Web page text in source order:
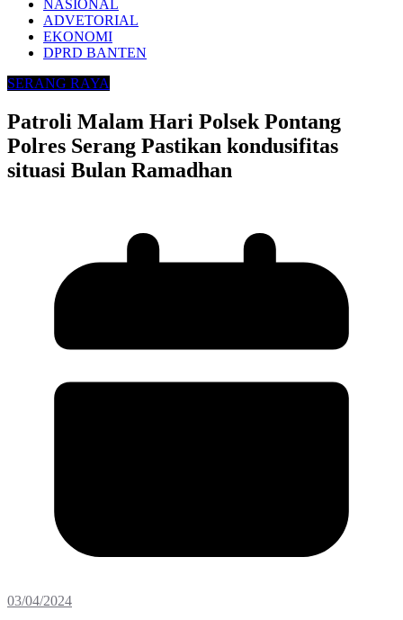
NASIONAL
ADVETORIAL
EKONOMI
DPRD BANTEN
SERANG RAYA
Patroli Malam Hari Polsek Pontang
Polres Serang Pastikan kondusifitas
situasi Bulan Ramadhan
03/04/2024